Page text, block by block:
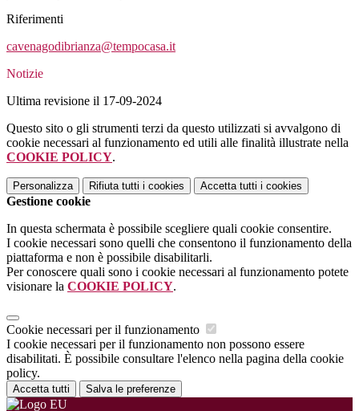
Riferimenti
cavenagodibrianza@tempocasa.it
Notizie
Ultima revisione il 17-09-2024
Questo sito o gli strumenti terzi da questo utilizzati si avvalgono di
cookie necessari al funzionamento ed utili alle finalità illustrate nella
COOKIE POLICY.
Personalizza Rifiuta tutti i cookies Accetta tutti i cookies
Gestione cookie
In questa schermata è possibile scegliere quali cookie consentire.
I cookie necessari sono quelli che consentono il funzionamento della
piattaforma e non è possibile disabilitarli.
Per conoscere quali sono i cookie necessari al funzionamento potete
visionare la COOKIE POLICY.
Cookie necessari per il funzionamento
I cookie necessari per il funzionamento non possono essere
disabilitati. È possibile consultare l'elenco nella pagina della cookie
policy.
Accetta tutti Salva le preferenze